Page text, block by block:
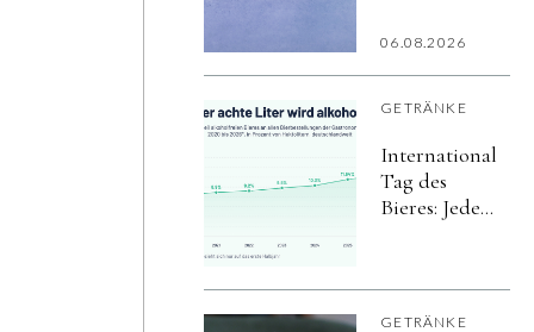
06.08.2026
GETRÄNKE
Internationaler
Tag des
Bieres: Jeder
Gastro wird
alkoholfrei
GETRÄNKE